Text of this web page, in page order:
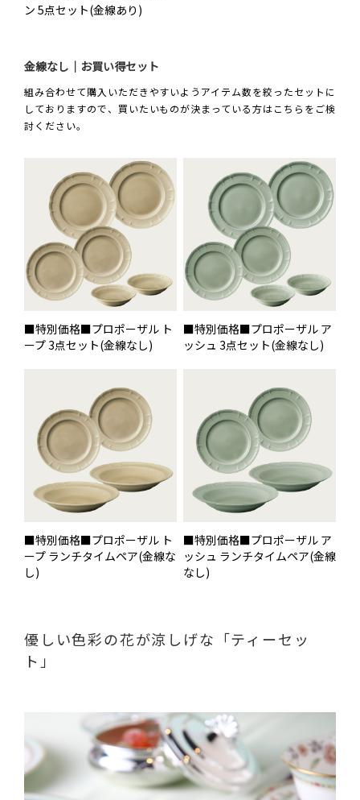
ン 5点セット(金線あり)
金線なし｜お買い得セット
組み合わせて購入いただきやすいようアイテム数を絞ったセットに
しておりますので、買いたいものが決まっている方はこちらをご検
討ください。
■特別価格■プロポーザル ト
ープ 3点セット(金線なし)
■特別価格■プロポーザル ア
ッシュ 3点セット(金線なし)
■特別価格■プロポーザル ト
ープ ランチタイムペア(金線な
し)
■特別価格■プロポーザル ア
ッシュ ランチタイムペア(金線
なし)
優しい色彩の花が涼しげな「ティーセッ
ト」